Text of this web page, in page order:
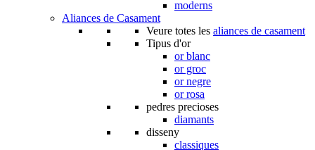
moderns
Aliances de Casament
Veure totes les aliances de casament
Tipus d'or
or blanc
or groc
or negre
or rosa
pedres precioses
diamants
disseny
classiques